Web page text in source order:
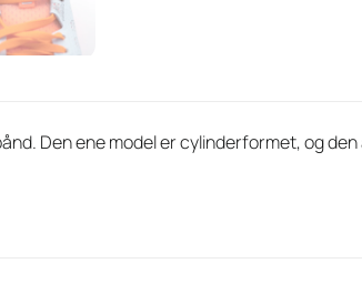
Den ene model er cylinderformet, og